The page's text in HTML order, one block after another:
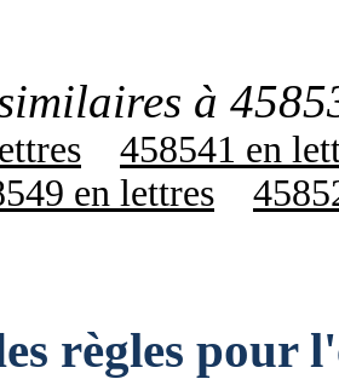
à
458541 en
en lettres
règles pour